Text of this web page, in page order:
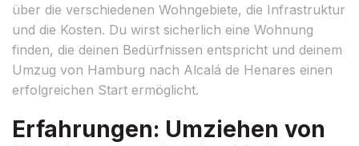
über die verschiedenen Wohngebiete, die Infrastruktur
und die Kosten. Du wirst sicherlich eine Wohnung
finden, die deinen Bedürfnissen entspricht und deinem
Umzug von Hamburg nach Alcalá de Henares einen
erfolgreichen Start ermöglicht.
Erfahrungen: Umziehen von